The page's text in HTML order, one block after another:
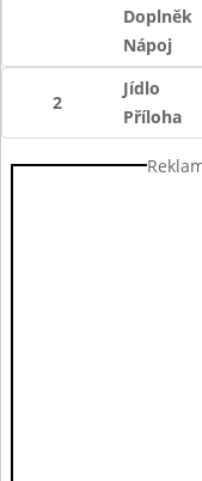
Doplněk
Nápoj
2
Jídlo
Příloha